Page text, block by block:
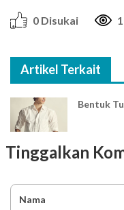
0 Disukai
Artikel Terkait
Bentuk
Tinggalkan
Nama